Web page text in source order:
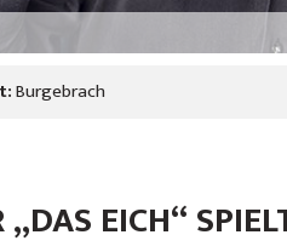
Burgebrach
EICH“